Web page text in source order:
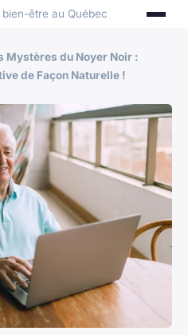
être au Québec
Mystères du Noyer Noir :
de Façon Naturelle !